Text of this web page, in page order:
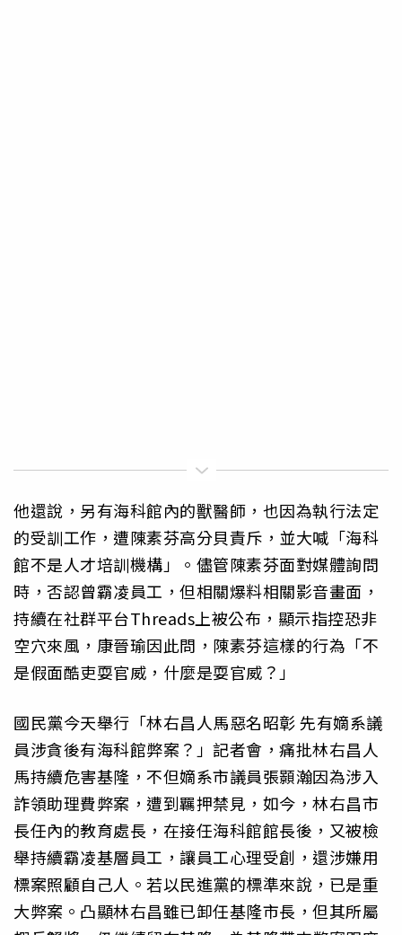
他還說，另有海科館內的獸醫師，也因為執行法定
的受訓工作，遭陳素芬高分貝責斥，並大喊「海科
館不是人才培訓機構」。儘管陳素芬面對媒體詢問
時，否認曾霸凌員工，但相關爆料相關影音畫面，
持續在社群平台Threads上被公布，顯示指控恐非
空穴來風，康晉瑜因此問，陳素芬這樣的行為「不
是假面酷吏耍官威，什麼是耍官威？」
國民黨今天舉行「林右昌人馬惡名昭彰 先有嫡系議
員涉貪後有海科館弊案？」記者會，痛批林右昌人
馬持續危害基隆，不但嫡系市議員張顥瀚因為涉入
詐領助理費弊案，遭到羈押禁見，如今，林右昌市
長任內的教育處長，在接任海科館館長後，又被檢
舉持續霸凌基層員工，讓員工心理受創，還涉嫌用
標案照顧自己人。若以民進黨的標準來說，已是重
大弊案。凸顯林右昌雖已卸任基隆市長，但其所屬